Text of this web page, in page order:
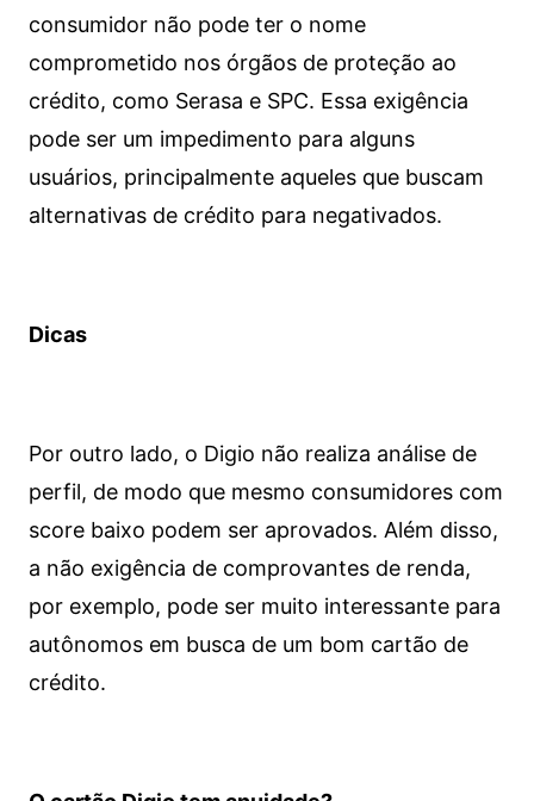
consumidor não pode ter o nome
comprometido nos órgãos de proteção ao
crédito, como Serasa e SPC. Essa exigência
pode ser um impedimento para alguns
usuários, principalmente aqueles que buscam
alternativas de crédito para negativados.
Dicas
Por outro lado, o Digio não realiza análise de
perfil, de modo que mesmo consumidores com
score baixo podem ser aprovados. Além disso,
a não exigência de comprovantes de renda,
por exemplo, pode ser muito interessante para
autônomos em busca de um bom cartão de
crédito.